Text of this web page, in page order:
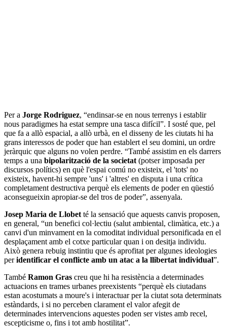
Per a Jorge Rodriguez, “endinsar-se en nous terrenys i establir
nous paradigmes ha estat sempre una tasca difícil”. I sosté que, pel
que fa a allò espacial, a allò urbà, en el disseny de les ciutats hi ha
grans interessos de poder que han establert el seu domini, un ordre
jeràrquic que alguns no volen perdre. “També assistim en els darrers
temps a una bipolarització de la societat (potser imposada per
discursos polítics) en què l'espai comú no existeix, el 'tots' no
existeix, havent-hi sempre 'uns' i 'altres' en disputa i una crítica
completament destructiva perquè els elements de poder en qüestió
aconsegueixin apropiar-se del tros de poder”, assenyala.
Josep Maria de Llobet té la sensació que aquests canvis proposen,
en general, “un benefici col·lectiu (salut ambiental, climàtica, etc.) a
canvi d'un minvament en la comoditat individual personificada en el
desplaçament amb el cotxe particular quan i on desitja individu.
Això genera rebuig instintiu que és aprofitat per algunes ideologies
peridentificar el conflicte amb un atac a la llibertat individual”.
També Ramon Gras creu que hi ha resistència a determinades
actuacions en trames urbanes preexistents “perquè els ciutadans
estan acostumats a moure's i interactuar per la ciutat sota determinats
estàndards, i si no perceben clarament el valor afegit de
determinades intervencions aquestes poden ser vistes amb recel,
escepticisme o, fins i tot amb hostilitat”.